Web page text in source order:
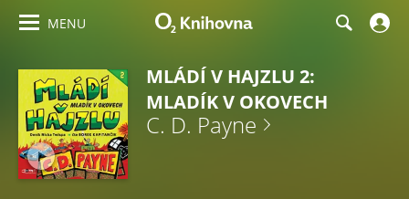
MENU
MLÁDÍ V HAJZLU 2:
MLADÍK V OKOVECH
C. D. Payne